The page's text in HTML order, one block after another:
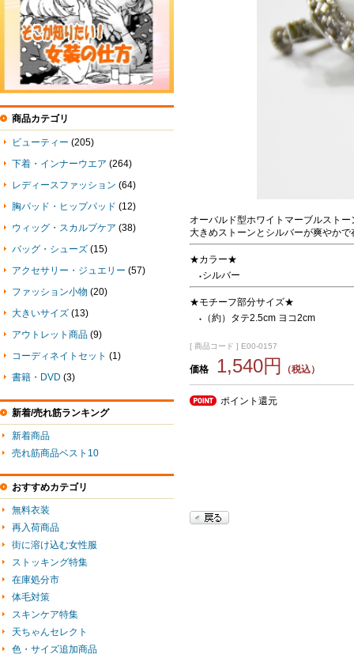
オーバルド型ホワイトマーブルスト
大きめストーンとシルバーが爽やか
★カラー★
● シルバー
★モチーフ部分サイズ★
● （約）タテ2.5cm ヨコ2cm
[ 商品コード ] E00-0157
価格 1,540円 （税込）
ポイント還元
商品カテゴリ
ビューティー (205)
下着・インナーウエア (264)
レディースファッション (64)
胸パッド・ヒップパッド (12)
ウィッグ・スカルプケア (38)
バッグ・シューズ (15)
アクセサリー・ジュエリー (57)
ファッション小物 (20)
大きいサイズ (13)
アウトレット商品 (9)
コーディネイトセット (1)
書籍・DVD (3)
新着/売れ筋ランキング
新着商品
売れ筋商品ベスト10
おすすめカテゴリ
無料衣装
再入荷商品
街に溶け込む女性服
ストッキング特集
在庫処分市
体毛対策
スキンケア特集
天ちゃんセレクト
色・サイズ追加商品